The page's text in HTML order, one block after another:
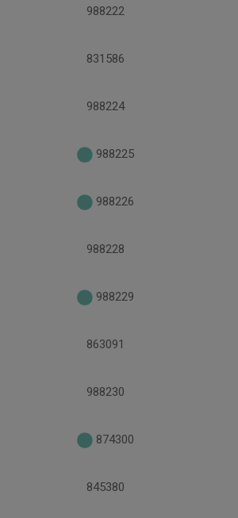
988222
831586
988224
988225
988226
988228
988229
863091
988230
874300
845380